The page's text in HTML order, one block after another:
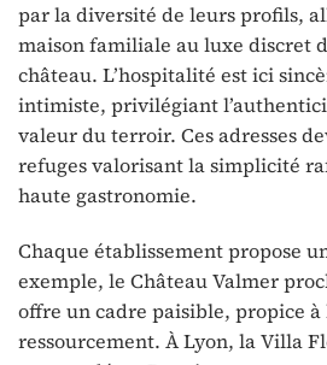
par la diversité de leurs profils,
maison familiale au luxe discret
château. L’hospitalité est ici
intimiste, privilégiant
valeur du terroir. Ces adresses
refuges valorisant la simplicité
haute gastronomie.
Chaque établissement propose
exemple, le Château Valmer
offre un cadre paisible, propice
ressourcement. À Lyon, la Villa